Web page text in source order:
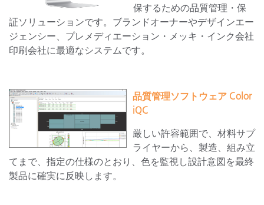
保するための品質管理・保
証ソリューションです。ブランドオーナーやデザインエー
ジェンシー、プレメディエーション・メッキ・インク会社
印刷会社に最適なシステムです。
品質管理ソフトウェア Color
iQC
厳しい許容範囲で、材料サプ
ライヤーから、製造、組み立
てまで、指定の仕様のとおり、色を監視し設計意図を最終
製品に確実に反映します。